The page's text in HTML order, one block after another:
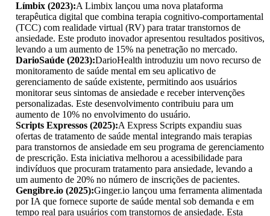
Límbix (2023):A Limbix lançou uma nova plataforma
terapêutica digital que combina terapia cognitivo-comportamental
(TCC) com realidade virtual (RV) para tratar transtornos de
ansiedade. Este produto inovador apresentou resultados positivos,
levando a um aumento de 15% na penetração no mercado.
DarioSaúde (2023):DarioHealth introduziu um novo recurso de
monitoramento de saúde mental em seu aplicativo de
gerenciamento de saúde existente, permitindo aos usuários
monitorar seus sintomas de ansiedade e receber intervenções
personalizadas. Este desenvolvimento contribuiu para um
aumento de 10% no envolvimento do usuário.
Scripts Expressos (2025):A Express Scripts expandiu suas
ofertas de tratamento de saúde mental integrando mais terapias
para transtornos de ansiedade em seu programa de gerenciamento
de prescrição. Esta iniciativa melhorou a acessibilidade para
indivíduos que procuram tratamento para ansiedade, levando a
um aumento de 20% no número de inscrições de pacientes.
Gengibre.io (2025):Ginger.io lançou uma ferramenta alimentada
por IA que fornece suporte de saúde mental sob demanda e em
tempo real para usuários com transtornos de ansiedade. Esta